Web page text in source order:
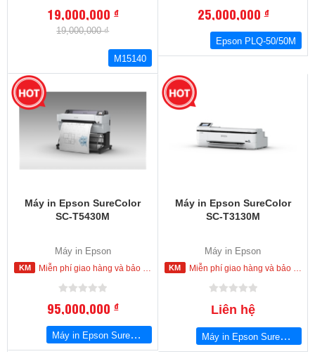
19,000,000đ
19,000,000 ₫
M15140
25,000,000đ
Epson PLQ-50/50M
Máy in Epson SureColor
SC-T5430M
Máy in Epson
Miễn phí giao hàng và bảo hành tận nơi trong nội thành Hồ Chí Minh
95,000,000đ
Máy in Epson SureColor SC-T5430M
Máy in Epson SureColor
SC-T3130M
Máy in Epson
Miễn phí giao hàng và bảo hành tận nơi trong nội thành Hồ Chí Minh
Liên hệ
Máy in Epson SureColor SC-T3130M